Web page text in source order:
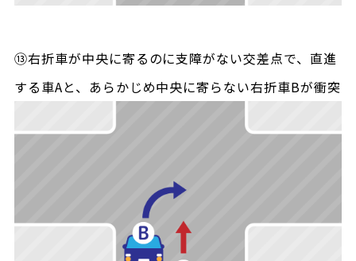
⑬右折車が中央に寄るのに支障がない交差点で、直進
する車Aと、あらかじめ中央に寄らない右折車Bが衝突